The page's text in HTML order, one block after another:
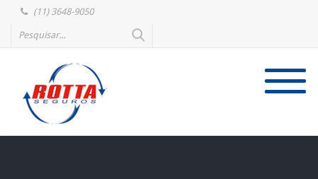
(11) 3648-9050